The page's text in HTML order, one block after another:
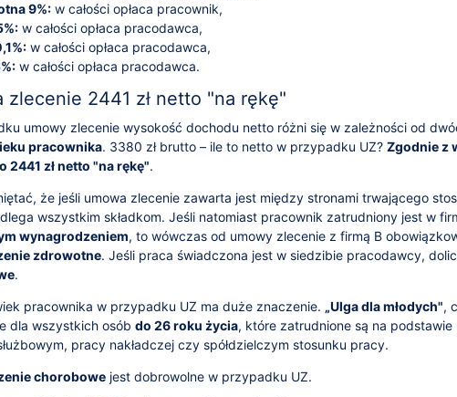
9%: w całości opłaca pracownik,
w całości opłaca pracodawca,
w całości opłaca pracodawca,
w całości opłaca pracodawca.
zlecenie 2441 zł netto "na rękę"
umowy zlecenie wysokość dochodu netto różni się w zależności od
pracownika. 3380 zł brutto – ile to netto w przypadku UZ? Zgodnie z
2441 zł netto "na rękę".
że jeśli umowa zlecenie zawarta jest między stronami trwającego
wszystkim składkom. Jeśli natomiast pracownik zatrudniony jest w
wynagrodzeniem, to wówczas od umowy zlecenie z firmą B
zdrowotne. Jeśli praca świadczona jest w siedzibie pracodawcy,
.
pracownika w przypadku UZ ma duże znaczenie. „Ulga dla młodych",
dla wszystkich osób do 26 roku życia, które zatrudnione są na
pracy nakładczej czy spółdzielczym stosunku pracy.
chorobowe jest dobrowolne w przypadku UZ.